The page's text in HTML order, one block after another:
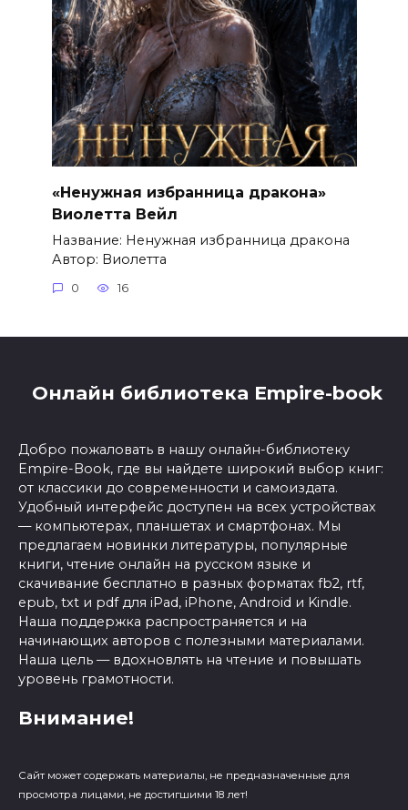
«Ненужная избранница дракона»
Виолетта Вейл
Название: Ненужная избранница дракона
Автор: Виолетта
0 16
Онлайн библиотека Empire-book
Добро пожаловать в нашу онлайн-библиотеку
Empire-Book, где вы найдете широкий выбор книг:
от классики до современности и самоиздата.
Удобный интерфейс доступен на всех устройствах
— компьютерах, планшетах и смартфонах. Мы
предлагаем новинки литературы, популярные
книги, чтение онлайн на русском языке и
скачивание бесплатно в разных форматах fb2, rtf,
epub, txt и pdf для iPad, iPhone, Android и Kindle.
Наша поддержка распространяется и на
начинающих авторов с полезными материалами.
Наша цель — вдохновлять на чтение и повышать
уровень грамотности.
Внимание!
Сайт может содержать материалы, не предназначенные для
просмотра лицами, не достигшими 18 лет!